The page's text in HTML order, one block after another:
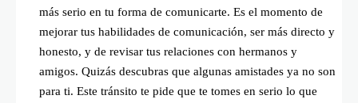
más serio en tu forma de comunicarte. Es el momento de
mejorar tus habilidades de comunicación, ser más directo y
honesto, y de revisar tus relaciones con hermanos y
amigos. Quizás descubras que algunas amistades ya no son
para ti. Este tránsito te pide que te tomes en serio lo que